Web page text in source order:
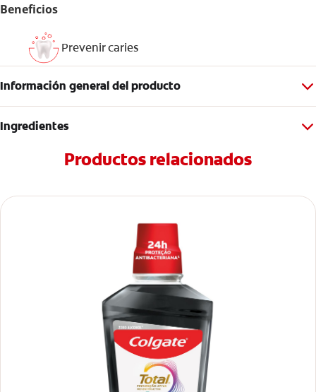
Beneficios
Prevenir caries
Información general del producto
Ingredientes
Productos relacionados